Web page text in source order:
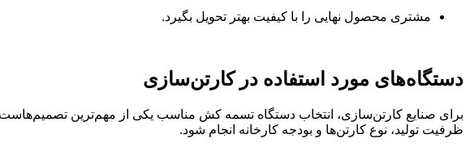
مشتری محصول نهایی را با کیفیت بهتر تحویل بگیرد.
دستگاه‌های مورد استفاده در کارتن‌سازی
برای صنایع کارتن‌سازی، انتخاب دستگاه تسمه کش مناسب یکی از مهم‌ترین تصمیم‌هاست.
ظرفیت تولید، نوع کارتن‌ها و بودجه کارخانه انجام شود.